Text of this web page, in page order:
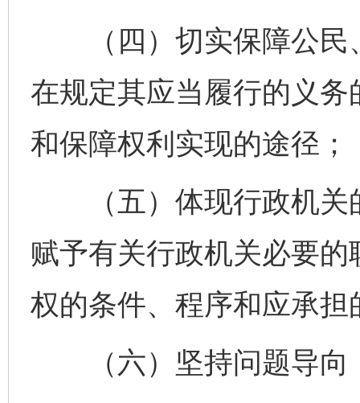
（四）切实保障公民
在规定其应当履行的义
和保障权利实现的途径；
（五）体现行政机关
赋予有关行政机关必要
权的条件、程序和应承担
（六）坚持问题导向